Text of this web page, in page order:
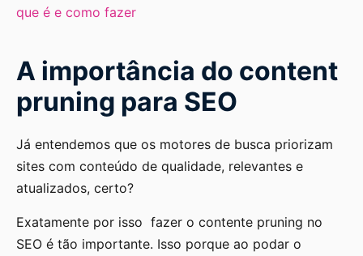
que é e como fazer
A importância do content
pruning para SEO
Já entendemos que os motores de busca priorizam
sites com conteúdo de qualidade, relevantes e
atualizados, certo?
Exatamente por isso fazer o contente pruning no
SEO é tão importante. Isso porque ao podar o